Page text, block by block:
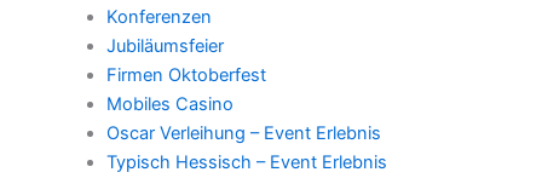
Konferenzen
Jubiläumsfeier
Firmen Oktoberfest
Mobiles Casino
Oscar Verleihung – Event Erlebnis
Typisch Hessisch – Event Erlebnis